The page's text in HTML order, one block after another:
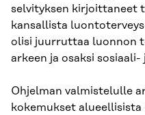
selvityksen kirjoittaneet
kansallista
olisi juurruttaa luonnon
arkeen ja osaksi
Ohjelman valmistelulle
kokemukset